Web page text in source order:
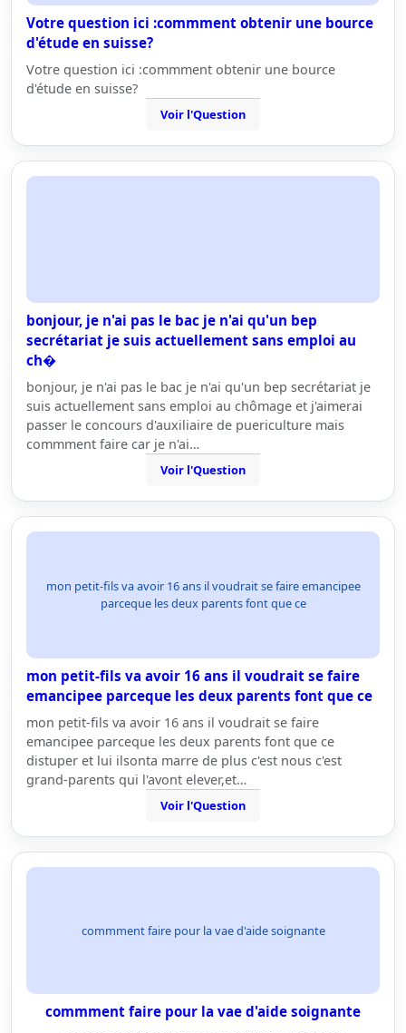
Votre question ici :commment obtenir une bource
d'étude en suisse?
Votre question ici :commment obtenir une bource
d'étude en suisse?
Voir l'Question
bonjour, je n'ai pas le bac je n'ai qu'un bep
secrétariat je suis actuellement sans emploi au
ch�
bonjour, je n'ai pas le bac je n'ai qu'un bep secrétariat je
suis actuellement sans emploi au chômage et j'aimerai
passer le concours d'auxiliaire de puericulture mais
commment faire car je n'ai…
Voir l'Question
mon petit-fils va avoir 16 ans il voudrait se faire emancipee
parceque les deux parents font que ce
mon petit-fils va avoir 16 ans il voudrait se faire
emancipee parceque les deux parents font que ce
mon petit-fils va avoir 16 ans il voudrait se faire
emancipee parceque les deux parents font que ce
distuper et lui ilsonta marre de plus c'est nous c'est
grand-parents qui l'avont elever,et…
Voir l'Question
commment faire pour la vae d'aide soignante
commment faire pour la vae d'aide soignante